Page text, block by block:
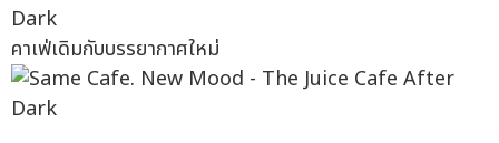
คาเฟ่เดิมกับบรรยากาศใหม่